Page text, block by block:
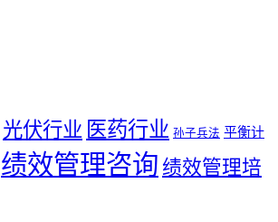
光伏行业 医药行业 孙子兵法 平衡计
绩效管理咨询 绩效管理培